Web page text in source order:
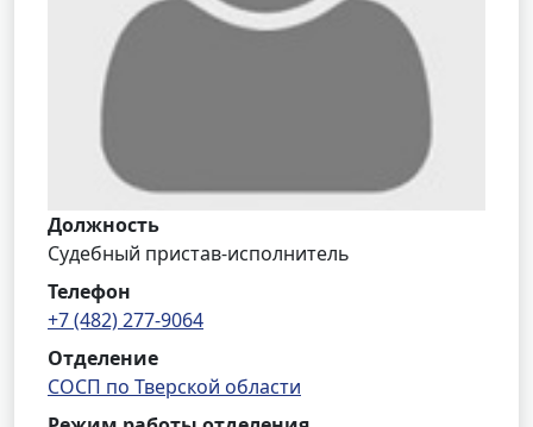
Должность
Судебный пристав-исполнитель
Телефон
+7 (482) 277-9064
Отделение
СОСП по Тверской области